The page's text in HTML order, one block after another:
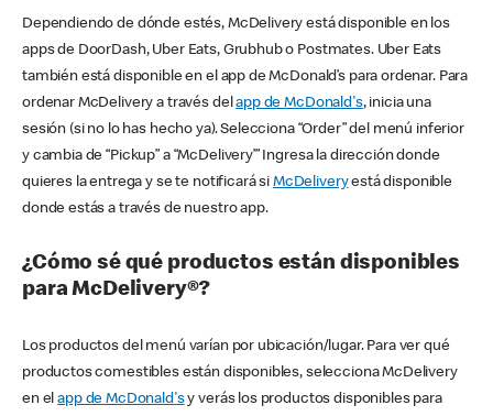
Dependiendo de dónde estés, McDelivery está disponible en los
apps de DoorDash, Uber Eats, Grubhub o Postmates. Uber Eats
también está disponible en el app de McDonald’s para ordenar. Para
ordenar McDelivery a través delapp de McDonald's, inicia una
sesión (si no lo has hecho ya). Selecciona “Order” del menú inferior
y cambia de “Pickup” a “McDelivery’” Ingresa la dirección donde
quieres la entrega y se te notificará si McDeliveryestá disponible
donde estás a través de nuestro app.
¿Cómo sé qué productos están disponibles
para McDelivery®?
Los productos del menú varían por ubicación/lugar. Para ver qué
productos comestibles están disponibles, selecciona McDelivery
en elapp de McDonald'sy verás los productos disponibles para